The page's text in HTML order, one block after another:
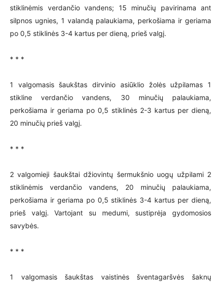
stiklinėmis verdančio vandens; 15 minučių pavirinama ant
silpnos ugnies, 1 valandą palaukiama, perkošiama ir geriama
po 0,5 stiklinės 3-4 kartus per dieną, prieš valgį.
* * *
1 valgomasis šaukštas dirvinio asiūklio žolės užpilamas 1
stikline verdančio vandens, 30 minučių palaukiama,
perkošiama ir geriama po 0,5 stiklinės 2-3 kartus per dieną,
20 minučių prieš valgį.
* * *
2 valgomieji šaukštai džiovintų šermukšnio uogų užpilami 2
stiklinėmis verdančio vandens, 20 minučių palaukiama,
perkošiama ir geriama po 0,5 stiklinės 3-4 kartus per dieną,
prieš valgį. Vartojant su medumi, sustiprėja gydomosios
savybės.
* * *
1 valgomasis šaukštas vaistinės šventagaršvės šaknų